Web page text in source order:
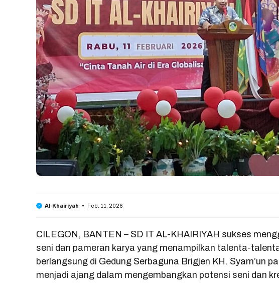
Al-Khairiyah Feb. 11, 2026
CILEGON, BANTEN – SD IT AL-KHAIRIYAH sukses
seni dan pameran karya yang menampilkan talenta-
berlangsung di Gedung Serbaguna Brigjen KH. Syam’un
menjadi ajang dalam mengembangkan potensi seni dan